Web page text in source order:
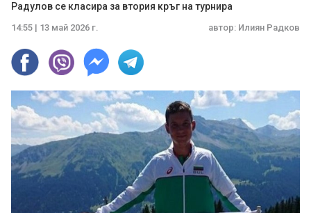
Радулов се класира за втория кръг на турнира
14:55 | 13 май 2026 г. автор: Илиян Радков